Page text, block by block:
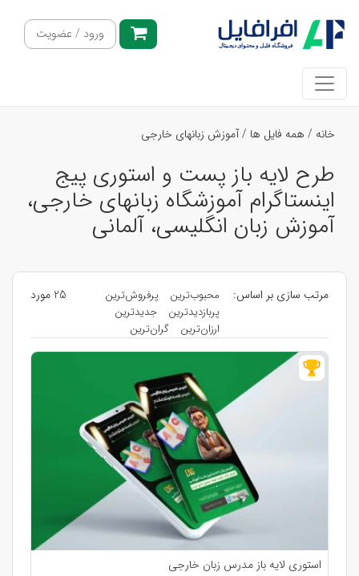
ورود / عضویت
خانه / همه فایل ها /آموزش زبانهای خارجی
طرح لایه باز پست و استوری پیج
اینستاگرام آموزشگاه زبانهای خارجی،
آموزش زبان انگلیسی، آلمانی
مرتب سازی بر اساس: محبوب‌ترین
پرفروش‌ترین
پربازدیدترین
جدیدترین
ارزان‌ترین
گران‌ترین
25 مورد
استوری لایه باز مدرس زبان خارجی